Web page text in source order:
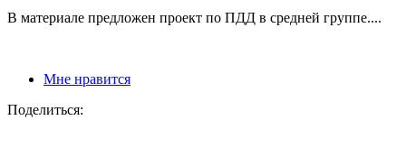
В материале предложен проект по ПДД в средней группе....
Мне нравится
Поделиться: